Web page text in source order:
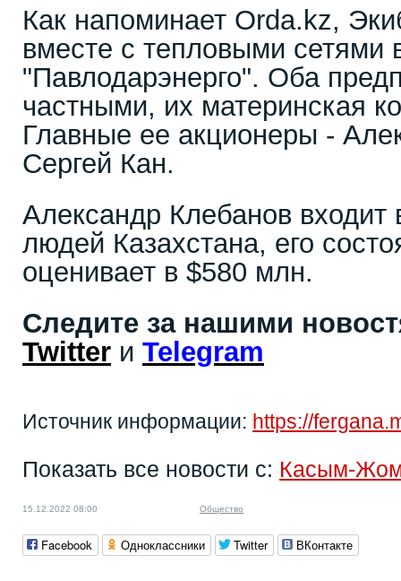
Как напоминает Orda.kz,
вместе с тепловыми сетями
"Павлодарэнерго". Оба
частными, их материнская
Главные ее акционеры -
Сергей Кан.
Александр Клебанов входит
людей Казахстана, его
оценивает в $580 млн.
Следите за нашими
Twitter и Telegram
Источник информации: https://
Показать все новости с: Касым-
15.12.2022 08:00 Общество
Facebook Одноклассники Twitter ВКонтакте